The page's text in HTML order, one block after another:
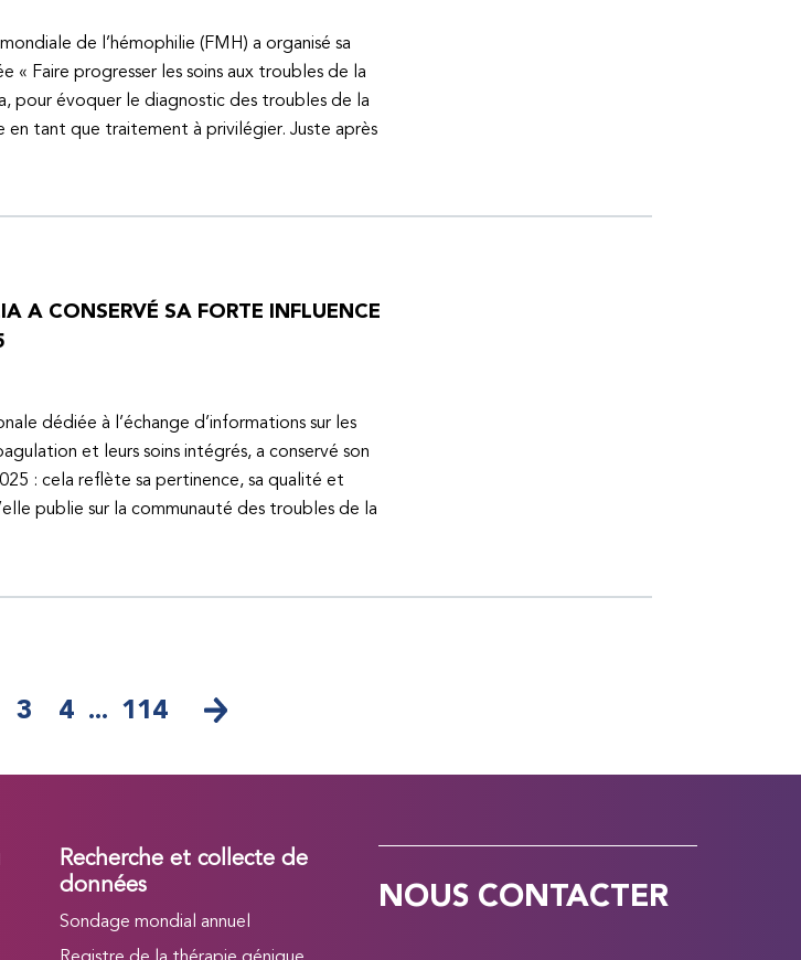
de l’hémophilie (FMH) a organisé sa
« Faire progresser les soins aux troubles de la
pour évoquer le diagnostic des troubles de la
tant que traitement à privilégier. Juste après
A CONSERVÉ SA FORTE INFLUENCE
dédiée à l’échange d’informations sur les
et leurs soins intégrés, a conservé son
: cela reflète sa pertinence, sa qualité et
publie sur la communauté des troubles de la
3 4 ... 114
Recherche et collecte de
données
Sondage mondial annuel
NOUS CONTACTER